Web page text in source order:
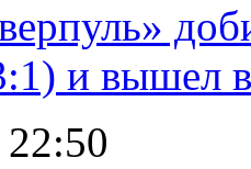
и вышел